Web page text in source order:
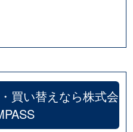
買い替えなら株式会